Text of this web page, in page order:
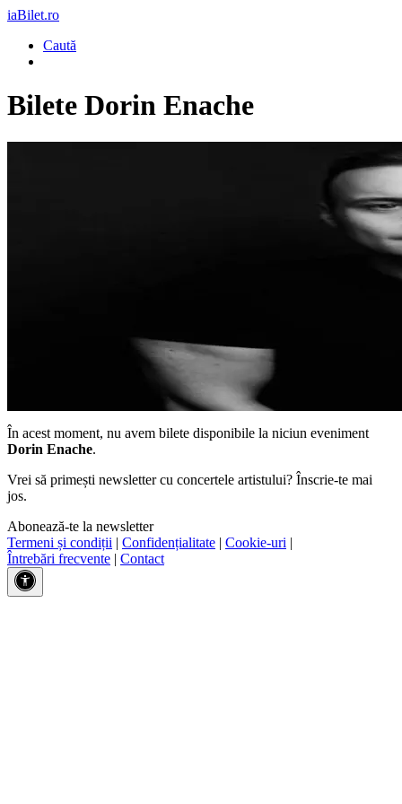
iaBilet.ro
Caută
Bilete Dorin Enache
În acest moment, nu avem bilete disponibile la niciun eveniment
Dorin Enache.
Vrei să primești newsletter cu concertele artistului? Înscrie-te mai
jos.
Abonează-te la newsletter
Termeni și condiții | Confidențialitate | Cookie-uri |
Întrebări frecvente | Contact